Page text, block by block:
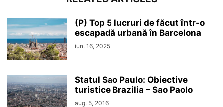
(P) Top 5 lucruri de făcut într-o
escapadă urbană în Barcelona
iun. 16, 2025
Statul Sao Paulo: Obiective
turistice Brazilia – Sao Paolo
aug. 5, 2016